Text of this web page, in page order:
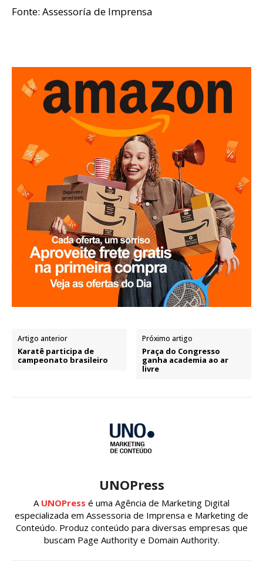
Fonte: Assessoría de Imprensa
Artigo anterior
Karatê participa de
campeonato brasileiro
Próximo artigo
Praça do Congresso
ganha academia ao ar
livre
UNOPress
A UNOPress é uma Agência de Marketing Digital
especializada em Assessoria de Imprensa e Marketing de
Conteúdo. Produz conteúdo para diversas empresas que
buscam Page Authority e Domain Authority.